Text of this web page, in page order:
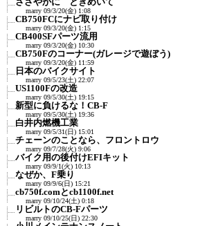
marry 09/3/20(金) 1:08
CB750FCにナビ取り付け
marry 09/3/20(金) 1:15
CB400SFパーツ流用
marry 09/3/20(金) 10:30
CB750Fのコーナー(ガレージで遊ぼう)
marry 09/3/20(金) 11:59
日本のバイクサイト
marry 09/5/23(土) 22:07
US1100Fの改造
marry 09/5/30(土) 19:15
新型に負けるな！CB-F
marry 09/5/30(土) 19:36
白井内燃機工業
marry 09/5/31(日) 15:01
チェーンのことなら、フロントロウ
marry 09/7/28(火) 9:06
バイク用の後付けEFIキット
marry 09/9/1(火) 10:13
なぜか、F乗り
marry 09/9/6(日) 15:21
cb750f.comとcb1100f.net
marry 09/10/24(土) 0:18
リビルトのCB-Fパーツ
marry 09/10/25(日) 22:30